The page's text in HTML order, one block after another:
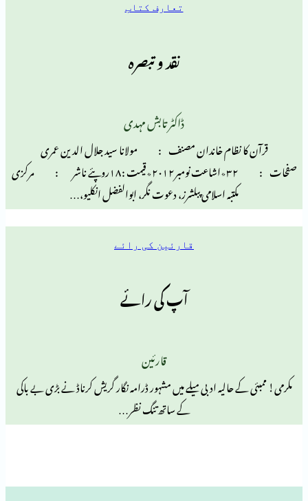
نظام خاندان مصنف : مولانا سید جلال الدین عمری
صفحات : ۳۲٭اشاعت نومبر۲۰۱۲٭قیمت :۱۸روپئے ناشر : مرکزی
مکتبہ اسلامی پبلشرز، دعوت نگر، ابوالفضل انکلیو،…
قارئین کی رائے
آپ کی رائے
ادبی میلے میں مشہور ڈرامہ نگار گریش کرناڈ نے بڑی بے باکی
کے ساتھ تنگ نظر…